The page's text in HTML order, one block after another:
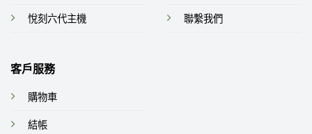
悅刻六代主機 聯繫我們
客戶服務
購物車
結帳